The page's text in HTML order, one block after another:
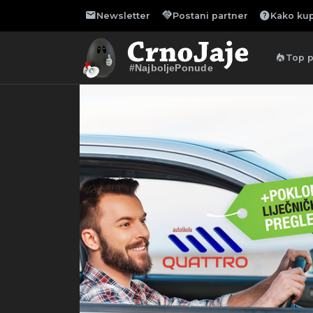
mailNewsletter handshakePostani partner helpKako
#NajboljePonude
local_fire_department Top